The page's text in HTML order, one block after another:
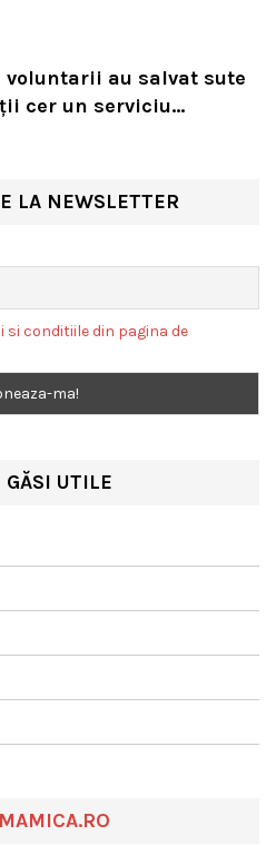
au salvat sute
cer un serviciu
LA NEWSLETTER
si conditiile din pagina de
GĂSI UTILE